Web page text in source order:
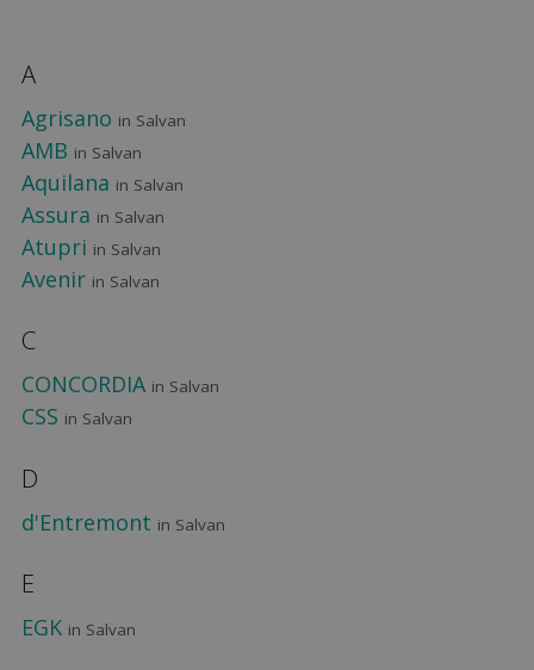
A
Agrisano in Salvan
AMB in Salvan
Aquilana in Salvan
Assura in Salvan
Atupri in Salvan
Avenir in Salvan
C
CONCORDIA in Salvan
CSS in Salvan
D
d'Entremont in Salvan
E
EGK in Salvan